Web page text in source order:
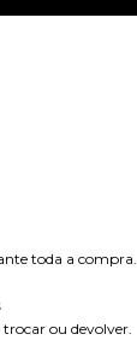
toda a compra.
trocar ou devolver.